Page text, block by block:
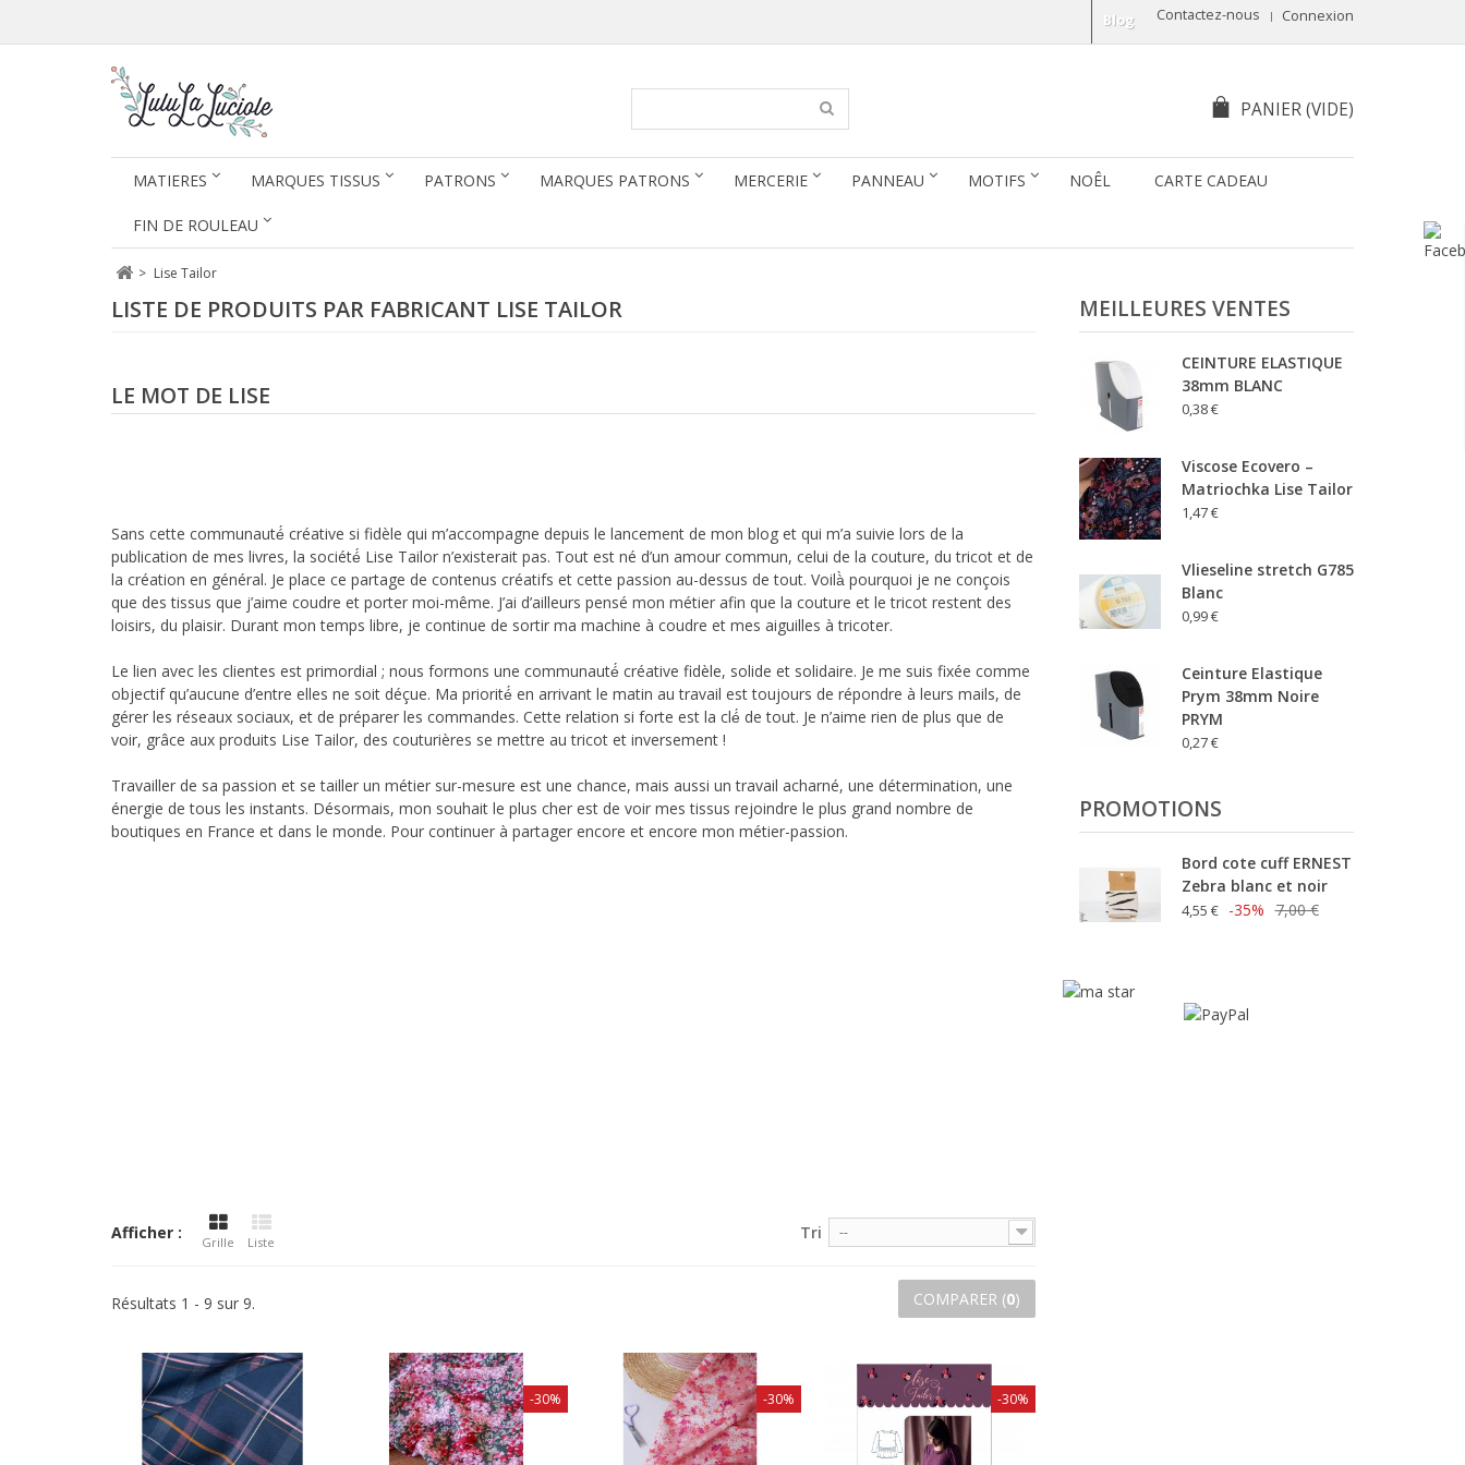
Connexion
Contactez-nous
Blog
PANIER(VIDE)
MATIERES MARQUES TISSUS PATRONS MARQUES PATRONS MERCERIE PANNEAU MOTIFS NOÊL CARTE CADEAU
FIN DE ROULEAU
> Lise Tailor
LISTE DE PRODUITS PAR FABRICANT LISE TAILOR
LE MOT DE LISE
Sans cette communauté́ créative si fidèle qui m’accompagne depuis le lancement de mon blog et qui m’a suivie lors de la
publication de mes livres, la société́ Lise Tailor n’existerait pas. Tout est né d’un amour commun, celui de la couture, du tricot et de
la création en général. Je place ce partage de contenus créatifs et cette passion au-dessus de tout. Voilà̀ pourquoi je ne conçois
que des tissus que j’aime coudre et porter moi-même. J’ai d’ailleurs pensé mon métier afin que la couture et le tricot restent des
loisirs, du plaisir. Durant mon temps libre, je continue de sortir ma machine à coudre et mes aiguilles à tricoter.
Le lien avec les clientes est primordial ; nous formons une communauté́ créative fidèle, solide et solidaire. Je me suis fixée comme
objectif qu’aucune d’entre elles ne soit déçue. Ma priorité́ en arrivant le matin au travail est toujours de répondre à leurs mails, de
gérer les réseaux sociaux, et de préparer les commandes. Cette relation si forte est la clé́ de tout. Je n’aime rien de plus que de
voir, grâce aux produits Lise Tailor, des couturières se mettre au tricot et inversement !
Travailler de sa passion et se tailler un métier sur-mesure est une chance, mais aussi un travail acharné, une détermination, une
énergie de tous les instants. Désormais, mon souhait le plus cher est de voir mes tissus rejoindre le plus grand nombre de
boutiques en France et dans le monde. Pour continuer à partager encore et encore mon métier-passion.
Afficher : Grille Liste Tri --
COMPARER (0)
Résultats 1 - 9 sur 9.
-30% -30% -30%
MEILLEURES VENTES
CEINTURE ELASTIQUE
38mm BLANC
0,38 €
Viscose Ecovero –
Matriochka Lise Tailor
1,47 €
Vlieseline stretch G785
Blanc
0,99 €
Ceinture Elastique
Prym 38mm Noire
PRYM
0,27 €
PROMOTIONS
Bord cote cuff ERNEST
Zebra blanc et noir
4,55 € -35% 7,00 €